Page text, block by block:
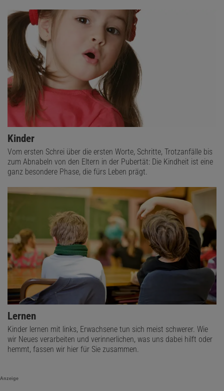
Kinder
Vom ersten Schrei über die ersten Worte, Schritte, Trotzanfälle bis
zum Abnabeln von den Eltern in der Pubertät: Die Kindheit ist eine
ganz besondere Phase, die fürs Leben prägt.
Lernen
Kinder lernen mit links, Erwachsene tun sich meist schwerer. Wie
wir Neues verarbeiten und verinnerlichen, was uns dabei hilft oder
hemmt, fassen wir hier für Sie zusammen.
Anzeige